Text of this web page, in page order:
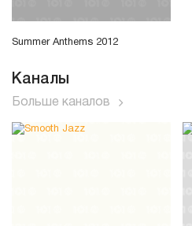
Summer Anthems 2012
Каналы
Больше каналов